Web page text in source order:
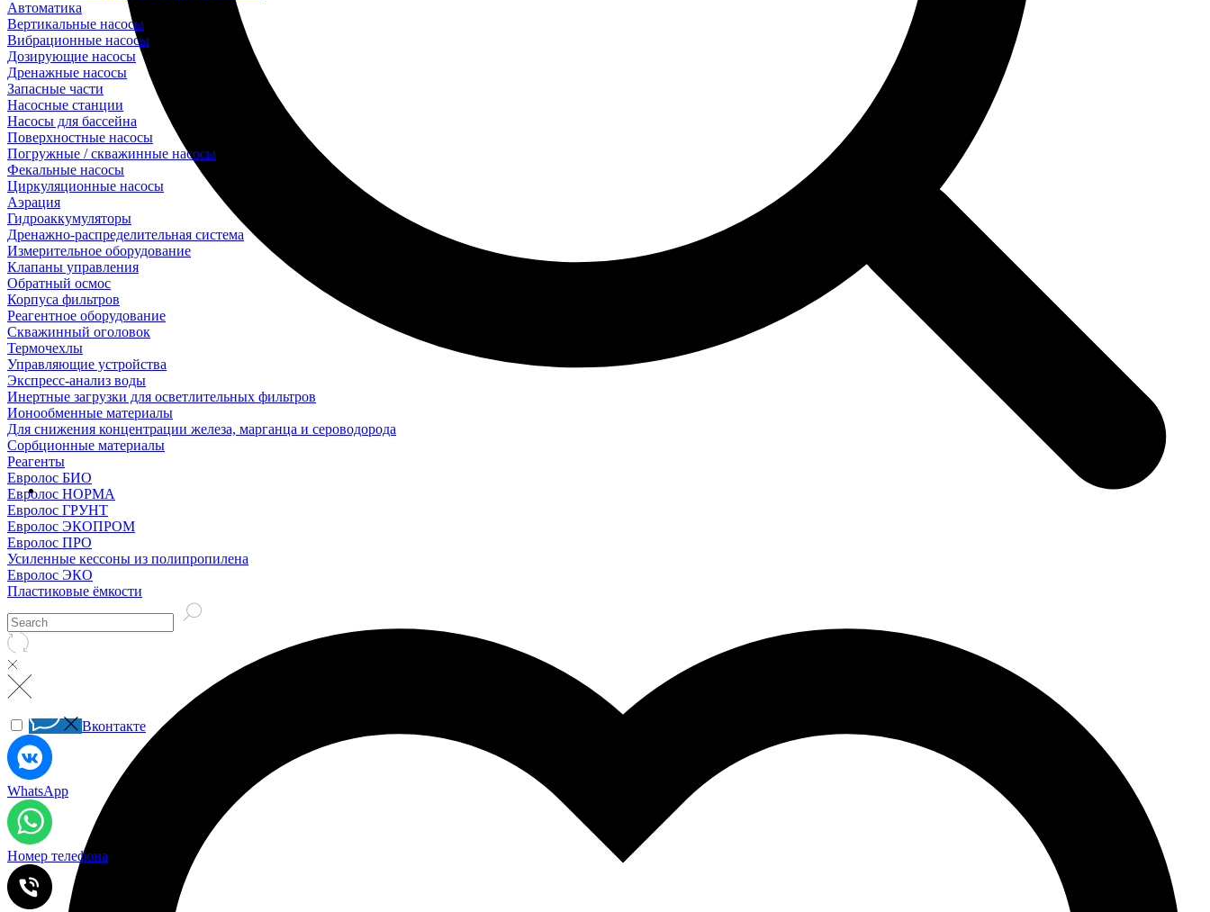
Автоматика
Вертикальные насосы
Вибрационные насосы
Дозирующие насосы
Дренажные насосы
Запасные части
Насосные станции
Насосы для бассейна
Поверхностные насосы
Погружные / скважинные насосы
Фекальные насосы
Циркуляционные насосы
Аэрация
Гидроаккумуляторы
Дренажно-распределительная система
Измерительное оборудование
Клапаны управления
Обратный осмос
Корпуса фильтров
Реагентное оборудование
Скважинный оголовок
Термочехлы
Управляющие устройства
Экспресс-анализ воды
Инертные загрузки для осветлительных фильтров
Ионообменные материалы
Для снижения концентрации железа, марганца и сероводорода
Сорбционные материалы
Реагенты
Евролос БИО
Евролос НОРМА
Евролос ГРУНТ
Евролос ЭКОПРОМ
Евролос ПРО
Усиленные кессоны из полипропилена
Евролос ЭКО
Пластиковые ёмкости
Вконтакте
WhatsApp
Номер телефона